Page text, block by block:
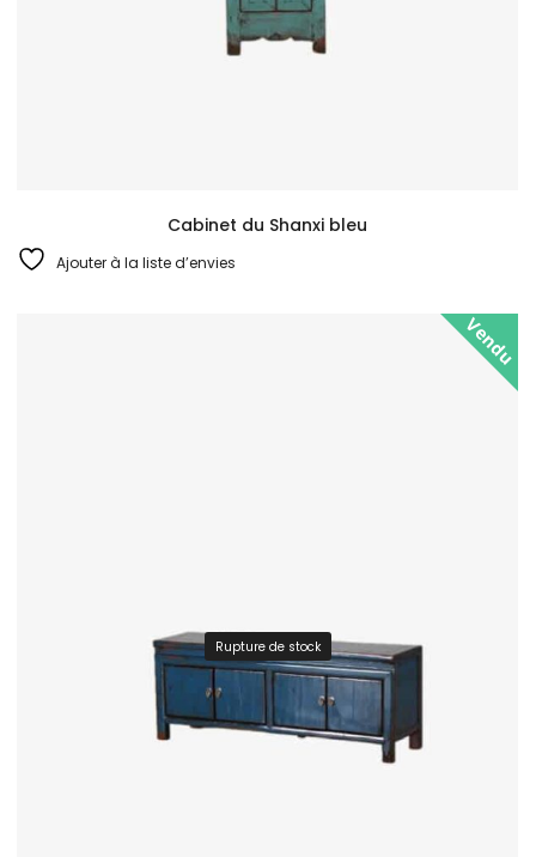
Cabinet du Shanxi bleu
Ajouter à la liste d’envies
Vendu
Rupture de stock